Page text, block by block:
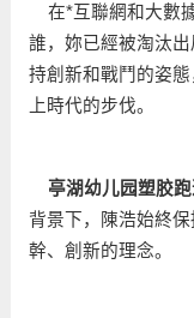
在*互聯網和大數
誰，妳已經被淘汰
持創新和戰鬥的姿
上時代的步伐。
亭湖幼儿园塑胶
背景下，陳浩始終
幹、創新的理念。